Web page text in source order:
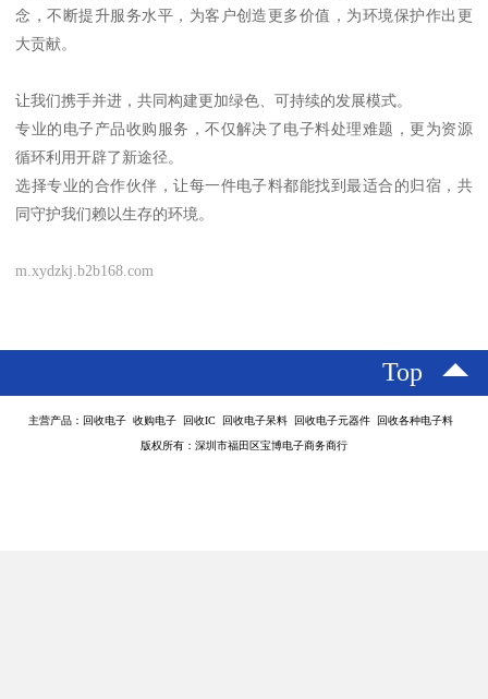
持。
这些基础设施确保了电子料能够安全、及时地运送和储存，为整个
环保理念，责任担当
专业电子产品收购不仅关乎经济利益，更体现着环保责任。
通过专业回收各类电子料，有效减少了电子废弃物对环境的污染，
促进了资源的循环利用。
每一笔成功的电子产品收购，都是对可持续发展理念的一次践行。
展望未来，携手共进
随着科技的不断进步，电子产品收购行业也将迎来新的发展机遇。
推动行业向着更加规范、专业的方向发展。